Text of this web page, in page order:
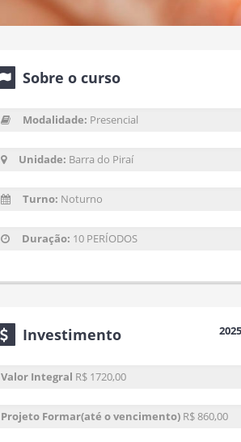
Sobre o curso
Modalidade: Presencial
Unidade: Barra do Piraí
Turno: Noturno
Duração: 10 PERÍODOS
Investimento
Valor Integral R$ 1720,00
Projeto Formar(até o vencimento) R$ 860,00